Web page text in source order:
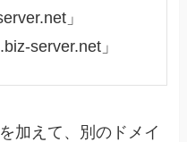
」
server.net」
加えて、別のドメイ